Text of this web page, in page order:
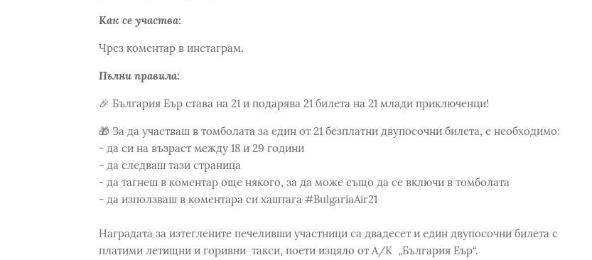
Как се участва:
Чрез коментар в инстаграм.
Пълни правила:
🎉 България Еър става на 21 и подарява 21 билета на 21 млади приключенци!
🎁 За да участваш в томболата за един от 21 безплатни двупосочни билета, е необходимо:
- да си на възраст между 18 и 29 години
- да следваш тази страница
- да тагнеш в коментар още някого, за да може също да се включи в томболата
- да използваш в коментара си хаштага #BulgariaAir21
Наградата за изтеглените печеливши участници са двадесет и един двупосочни билета с
платими летищни и горивни такси, поети изцяло от А/К „България Еър“.